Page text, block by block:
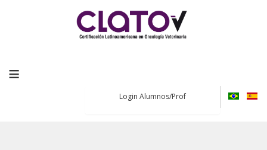
≡
Login Alumnos/Prof